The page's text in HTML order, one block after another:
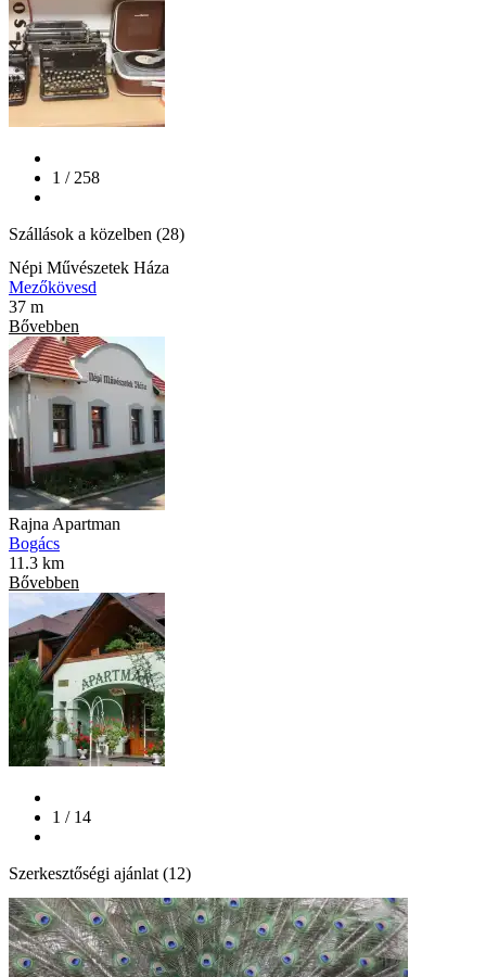
1 / 258
Szállások a közelben (28)
Népi Művészetek Háza
Mezőkövesd
37 m
Bővebben
Rajna Apartman
Bogács
11.3 km
Bővebben
1 / 14
Szerkesztőségi ajánlat (12)